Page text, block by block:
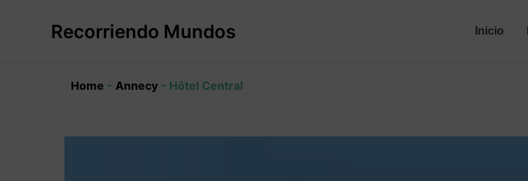
Recorriendo Mundos Inicio
Home - Annecy - Hôtel Central